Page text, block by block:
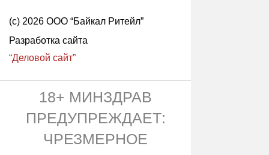
(с) 2026 ООО “Байкал Ритейл”
Разработка сайта
“Деловой сайт”
18+ МИНЗДРАВ
ПРЕДУПРЕЖДАЕТ:
ЧРЕЗМЕРНОЕ